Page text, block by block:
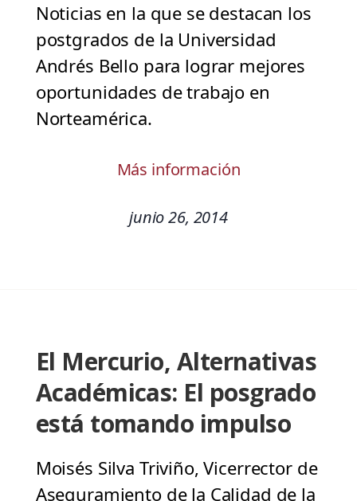
Noticias en la que se destacan los
postgrados de la Universidad
Andrés Bello para lograr mejores
oportunidades de trabajo en
Norteamérica.
Más información
junio 26, 2014
El Mercurio, Alternativas
Académicas: El posgrado
está tomando impulso
Moisés Silva Triviño, Vicerrector de
Aseguramiento de la Calidad de la